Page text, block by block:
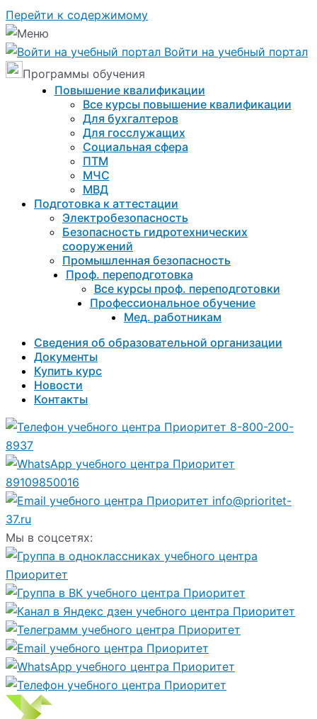
Перейти к содержимому
Войти на учебный портал
Программы обучения
Повышение квалификации
Все курсы повышение квалификации
Для бухгалтеров
Для госслужащих
Социальная сфера
ПТМ
МЧС
МВД
Подготовка к aттестации
Электробезопасность
Безопасность гидротехнических
сооружений
Промышленная безопасность
Проф. переподготовка
Все курсы проф. переподготовки
Профессиональное обучение
Мед. работникам
Сведения об образовательной организации
Документы
Купить курс
Новости
Контакты
8-800-200-
8937
89109850016
info@prioritet-
37.ru
Мы в соцсетях: